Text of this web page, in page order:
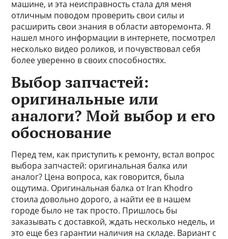
машине, и эта неисправность стала для меня
отличным поводом проверить свои силы и
расширить свои знания в области авторемонта. Я
нашел много информации в интернете, посмотрел
несколько видео роликов, и почувствовал себя
более уверенно в своих способностях.
Выбор запчастей:
оригинальные или
аналоги? Мой выбор и его
обоснование
Перед тем, как приступить к ремонту, встал вопрос
выбора запчастей: оригинальная балка или
аналог? Цена вопроса, как говорится, была
ощутима. Оригинальная балка от Iran Khodro
стоила довольно дорого, а найти ее в нашем
городе было не так просто. Пришлось бы
заказывать с доставкой, ждать несколько недель, и
это еще без гарантии наличия на складе. Вариант с